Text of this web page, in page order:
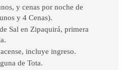
y cenas por noche de
y 4 Cenas).
Sal en Zipaquirá, primera
incluye ingreso.
de Tota.